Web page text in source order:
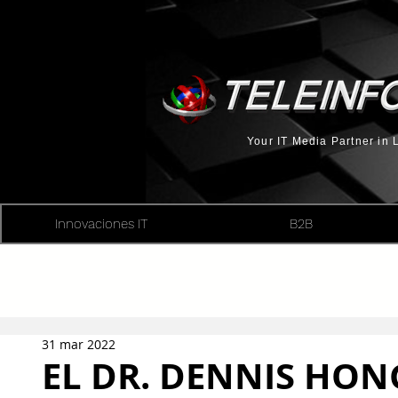
Your IT Media Partner in
Innovaciones IT B2B
EL DR. DENNIS
31 mar 2022